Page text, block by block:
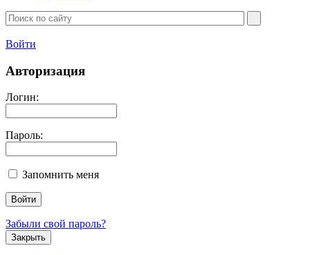
Войти
Авторизация
Логин:
Пароль:
Запомнить меня
Забыли свой пароль?
Закрыть